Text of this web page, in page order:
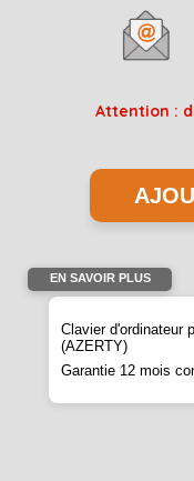
Attention :
EN SAVOIR PLUS
Clavier d'ordinateur
(AZERTY)
Garantie 12 mois